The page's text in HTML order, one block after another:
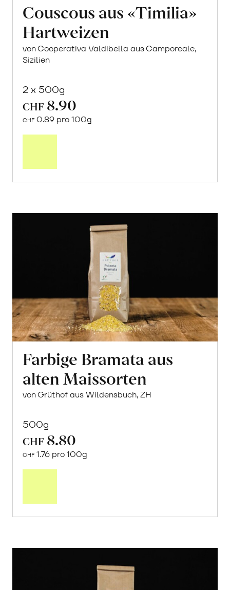
Couscous aus «Timilia»
Hartweizen
von Cooperativa Valdibella aus Camporeale,
Sizilien
2 x 500g
CHF 8.90
CHF 0.89 pro 100g
Farbige Bramata aus
alten Maissorten
von Grüthof aus Wildensbuch, ZH
500g
CHF 8.80
CHF 1.76 pro 100g